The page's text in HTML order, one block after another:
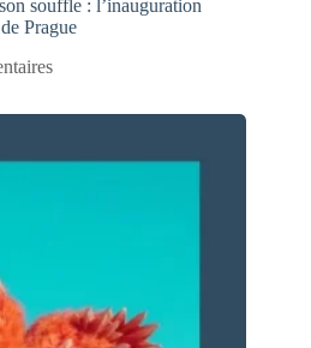
souffle : l’inauguration
Prague